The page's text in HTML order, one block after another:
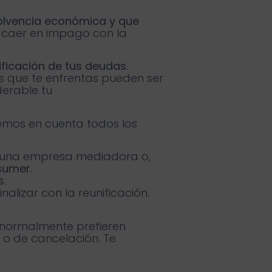
económica y que
en impago con la
de tus deudas.
que te enfrentas pueden ser
tu
en cuenta todos los
empresa mediadora o,
.
.
con la reunificación.
prefieren
de cancelación. Te